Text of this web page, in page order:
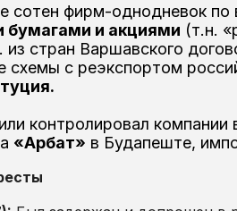
сотен фирм-однодневок по
и акциями (т.н.
из стран Варшавского
схемы с реэкспортом
контролировал
«Арбат» в Будапеште,